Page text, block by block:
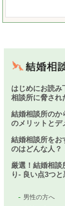
はじめにお読み
相談所に脅され
結婚相談所のか
のメリットとデ
結婚相談所をお
のはどんな人？
厳選！結婚相談
り- 良い点3つ
男性の方へ